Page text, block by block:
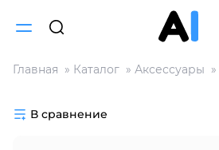
Главная Каталог Аксессуары
В сравнение
Разбейте